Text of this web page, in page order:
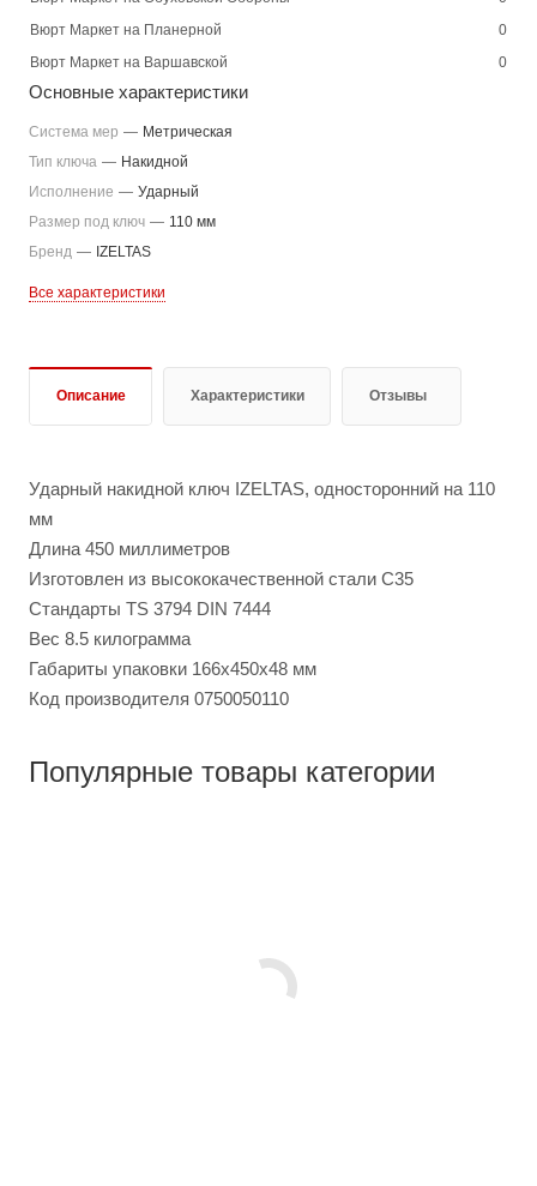
Вюрт Маркет на Планерной
0
Вюрт Маркет на Варшавской
0
Основные характеристики
Система мер — Метрическая
Тип ключа — Накидной
Исполнение — Ударный
Размер под ключ — 110 мм
Бренд — IZELTAS
Все характеристики
Описание Характеристики Отзывы
Ударный накидной ключ IZELTAS, односторонний на 110
мм
Длина 450 миллиметров
Изготовлен из высококачественной стали C35
Стандарты TS 3794 DIN 7444
Вес 8.5 килограмма
Габариты упаковки 166x450x48 мм
Код производителя 0750050110
Популярные товары категории